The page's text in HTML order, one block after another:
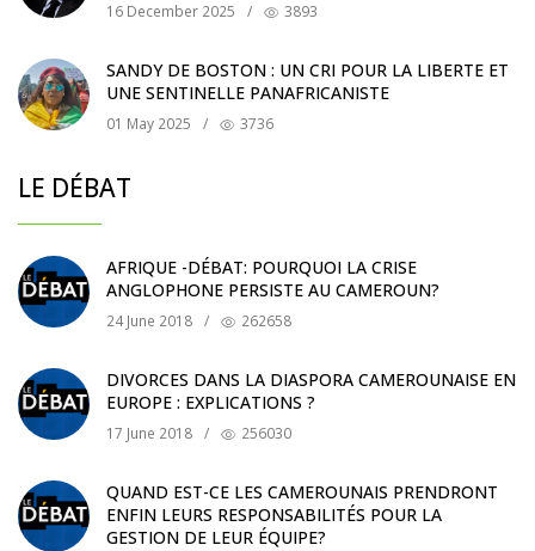
16 December 2025 / 3893
SANDY DE BOSTON : UN CRI POUR LA LIBERTE ET
UNE SENTINELLE PANAFRICANISTE
01 May 2025 / 3736
LE DÉBAT
AFRIQUE -DÉBAT: POURQUOI LA CRISE
ANGLOPHONE PERSISTE AU CAMEROUN?
24 June 2018 / 262658
DIVORCES DANS LA DIASPORA CAMEROUNAISE EN
EUROPE : EXPLICATIONS ?
17 June 2018 / 256030
QUAND EST-CE LES CAMEROUNAIS PRENDRONT
ENFIN LEURS RESPONSABILITÉS POUR LA
GESTION DE LEUR ÉQUIPE?